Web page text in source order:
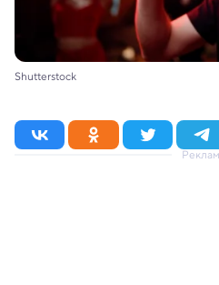
Shutterstock